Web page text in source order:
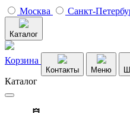
Москва Санкт-
Каталог
Корзина
Контакты Меню
Каталог